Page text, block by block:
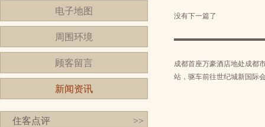
电子地图
周围环境
顾客留言
新闻资讯
住客点评 >>
没有下一篇了
成都首座万豪酒店地处成都
站，驱车前往世纪城新国际